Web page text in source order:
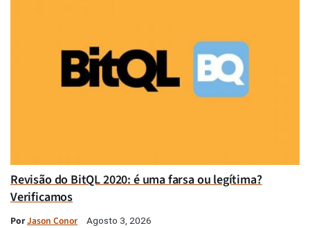
Revisão do BitQL 2020: é uma farsa ou legítima?
Verificamos
PorJason Conor Agosto 3, 2026